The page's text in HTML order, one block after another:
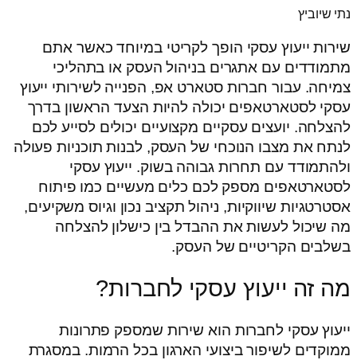
נתי שיוביץ
שירות ייעוץ עסקי הופך לקריטי במיוחד כאשר אתם
מתמודדים עם אתגרים בניהול העסק או בתהליכי
צמיחה. עבור חברות סטארט אפ, הפנייה לשירותי ייעוץ
עסקי לסטארטאפים יכולה להיות הצעד הראשון בדרך
להצלחה. יועצים עסקיים מקצועיים יכולים לסייע לכם
לנתח את מצבו הנוכחי של העסק, לבנות תוכניות פעולה
ולהתמודד עם תחרות גבוהה בשוק. ייעוץ עסקי
לסטארטאפים מספק לכם כלים מעשיים כמו פיתוח
אסטרטגיות שיווקיות, ניהול תקציב נכון וגיוס משקיעים,
מה שיכול לעשות את ההבדל בין כישלון להצלחה
בשלבים הקריטיים של העסק.
מה זה ייעוץ עסקי לחברות?
ייעוץ עסקי לחברות הוא שירות שמספק פתרונות
ממוקדים לשיפור ביצועי הארגון בכל הרמות. במסגרת